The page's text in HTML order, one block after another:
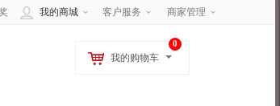
客户服务 商家管理
我的商城
0
我的购物车